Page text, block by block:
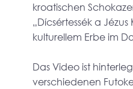
kroatischen
„Dícsértessék a
kulturellem Erbe im
Das Video ist
verschiedenen